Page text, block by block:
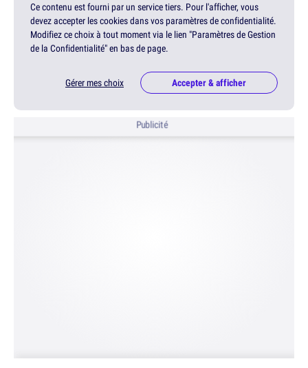
Ce contenu est fourni par un service tiers. Pour l'afficher, vous
devez accepter les cookies dans vos paramètres de confidentialité.
Modifiez ce choix à tout moment via le lien "Paramètres de Gestion
de la Confidentialité" en bas de page.
Gérer mes choix Accepter & afficher
Publicité